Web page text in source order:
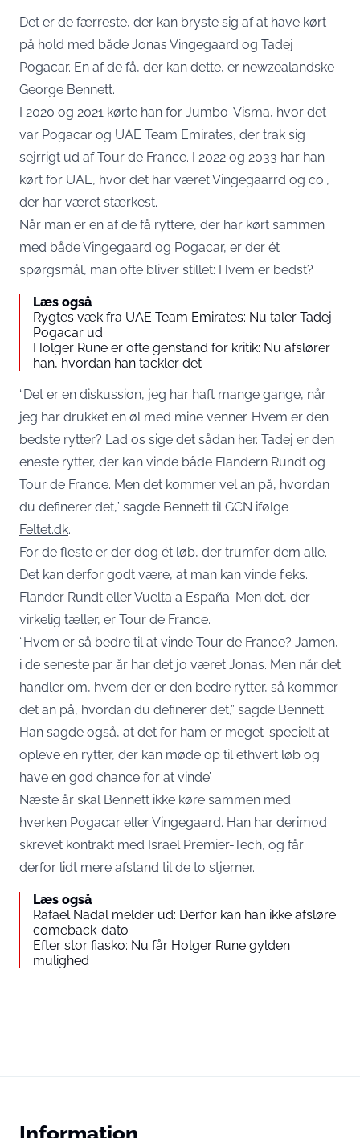
Det er de færreste, der kan bryste sig af at have kørt
på hold med både Jonas Vingegaard og Tadej
Pogacar. En af de få, der kan dette, er newzealandske
George Bennett.
I 2020 og 2021 kørte han for Jumbo-Visma, hvor det
var Pogacar og UAE Team Emirates, der trak sig
sejrrigt ud af Tour de France. I 2022 og 2033 har han
kørt for UAE, hvor det har været Vingegaarrd og co.,
der har været stærkest.
Når man er en af de få ryttere, der har kørt sammen
med både Vingegaard og Pogacar, er der ét
spørgsmål, man ofte bliver stillet: Hvem er bedst?
Læs også
Rygtes væk fra UAE Team Emirates: Nu taler Tadej
Pogacar ud
Holger Rune er ofte genstand for kritik: Nu afslører
han, hvordan han tackler det
“Det er en diskussion, jeg har haft mange gange, når
jeg har drukket en øl med mine venner. Hvem er den
bedste rytter? Lad os sige det sådan her. Tadej er den
eneste rytter, der kan vinde både Flandern Rundt og
Tour de France. Men det kommer vel an på, hvordan
du definerer det,” sagde Bennett til GCN ifølge
Feltet.dk.
For de fleste er der dog ét løb, der trumfer dem alle.
Det kan derfor godt være, at man kan vinde f.eks.
Flander Rundt eller Vuelta a España. Men det, der
virkelig tæller, er Tour de France.
“Hvem er så bedre til at vinde Tour de France? Jamen,
i de seneste par år har det jo været Jonas. Men når det
handler om, hvem der er den bedre rytter, så kommer
det an på, hvordan du definerer det,” sagde Bennett.
Han sagde også, at det for ham er meget ‘specielt at
opleve en rytter, der kan møde op til ethvert løb og
have en god chance for at vinde’.
Næste år skal Bennett ikke køre sammen med
hverken Pogacar eller Vingegaard. Han har derimod
skrevet kontrakt med Israel Premier-Tech, og får
derfor lidt mere afstand til de to stjerner.
Læs også
Rafael Nadal melder ud: Derfor kan han ikke afsløre
comeback-dato
Efter stor fiasko: Nu får Holger Rune gylden
mulighed
Information